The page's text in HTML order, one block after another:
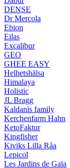
DENSE
Dr Mercola
Ebion
Eilas
Excalibur
GEO
GHEE EASY
Helhetshälsa
Himalaya
Holistic
JL Bragg
Kaldanis family
Kerchenfarm Hahn
KetoFaktur
Kingfisher
Kiviks Lilla Råa
Lepicol
Les Jardins de Gaïa